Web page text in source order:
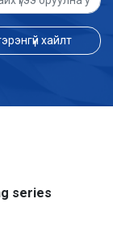
хайлт
series